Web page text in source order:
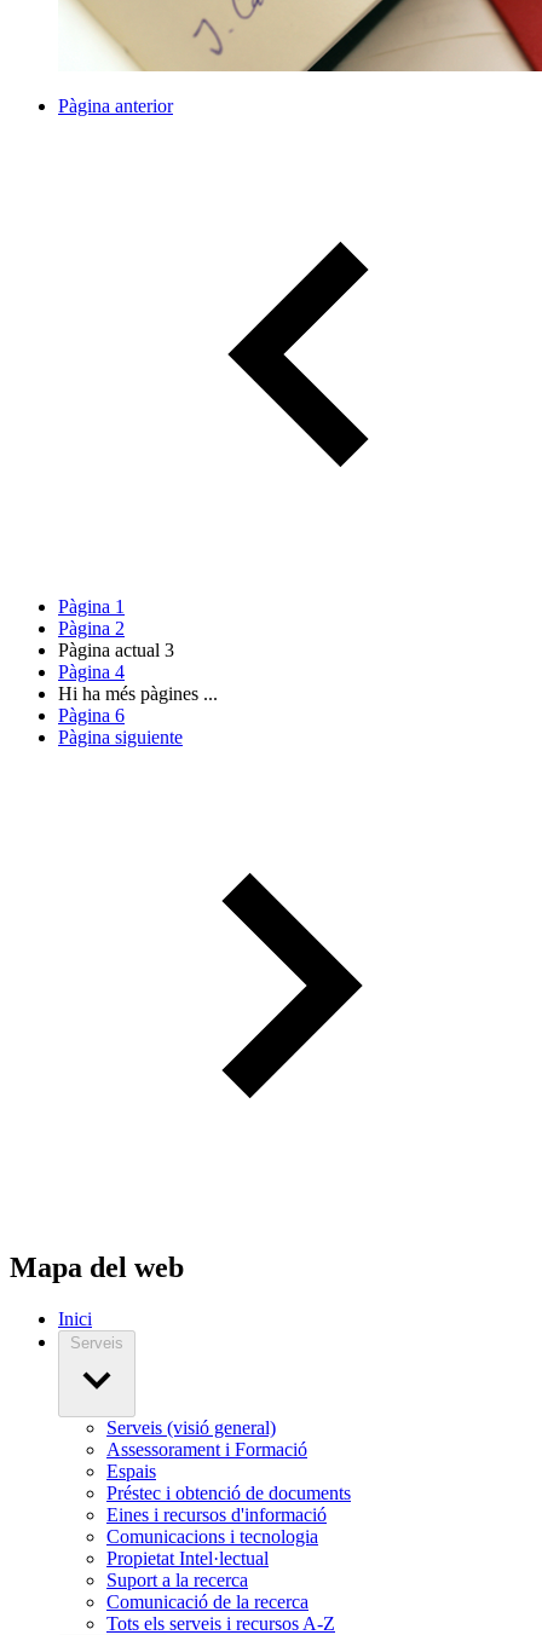
Pàgina anterior
Pàgina 1
Pàgina 2
Pàgina actual 3
Pàgina 4
Hi ha més pàgines ...
Pàgina 6
Pàgina siguiente
Mapa del web
Inici
Serveis
Serveis (visió general)
Assessorament i Formació
Espais
Préstec i obtenció de documents
Eines i recursos d'informació
Comunicacions i tecnologia
Propietat Intel·lectual
Suport a la recerca
Comunicació de la recerca
Tots els serveis i recursos A-Z